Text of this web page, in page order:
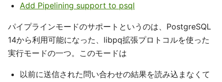
Add Pipelining support to psql
パイプラインモードのサポートというのは、PostgreSQL
14から利用可能になった、libpq拡張プロトコルを使った
実行モードの一つ。このモードは
以前に送信された問い合わせの結果を読み込まなくて